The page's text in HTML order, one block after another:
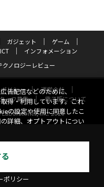
ガジェット
ゲーム
ICT
インフォメーション
クノロジーレビュー
リシー
運営会社
ッフ募集
電子版について
Laboratories, Inc. 2026
告配信などのために、
得・利用しています。これ
の設定や使用に同意したこ
詳細、オプトアウトについ
ポリシー